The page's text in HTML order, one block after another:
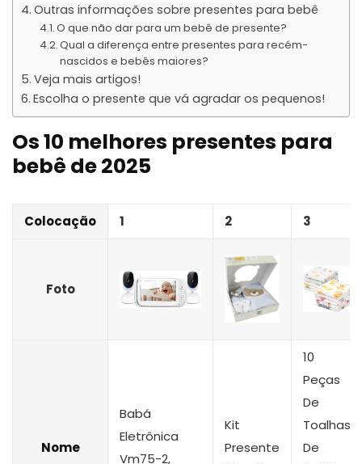
Outras informações sobre presentes para bebê
O que não dar para um bebê de presente?
Qual a diferença entre presentes para recém-
nascidos e bebês maiores?
Veja mais artigos!
Escolha o presente que vá agradar os pequenos!
Os 10 melhores presentes para
bebê de 2025
Colocação 1 2 3
Foto
Nome
Babá
Eletrônica
Vm75-2,
Kit
Presente
10
Peças
De
Toalhas
De